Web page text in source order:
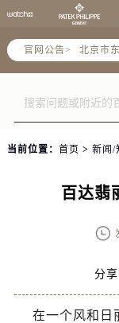
官网公告>
节假日
当前位置： 首页 > 新闻/
百达翡
分
在一个风和日